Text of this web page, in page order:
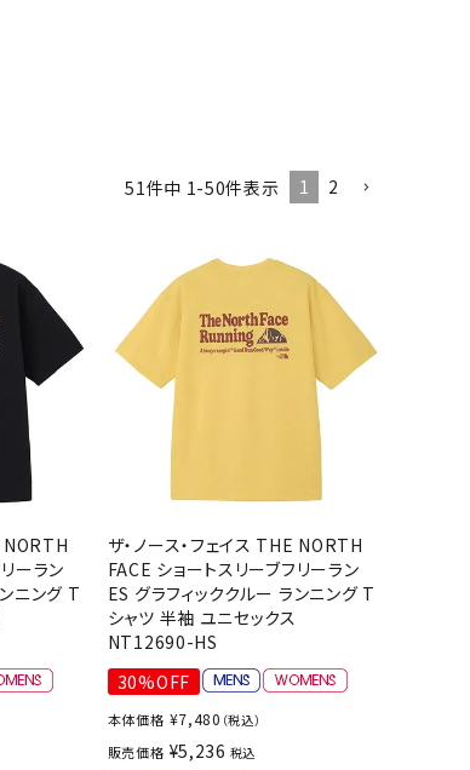
ット
ューズ
・シューズ
ア
（守備用手袋）
ー
ストリングス・ガット（テニス）
テニスシューズ
テニスバッグ
キャップ・バイザー
ヨガマット
ソックス
ニング・陸上ソックス
ス・バドミントンソックス
ソックス
ケットソックス
ボールソックス
キングソックス
ーソックス
ーニング・ジム・カジュアル
キャップ
サンバイザー
ニット帽・ビーニー
その他キャップ
STAG
G-FIT gol. GOSEN
hummel JFIT le coq sportif
51件中 1-50件表示 1 2
NORTH
ーラン
ニング T
ザ・ノース・フェイス THE NORTH
FACE ショートスリーブフリーラン
ES グラフィッククルー ランニング T
シャツ 半袖 ユニセックス
NT12690-HS
30%OFF
本体価格 ¥7,480 （税込）
販売価格 ¥5,236 税込